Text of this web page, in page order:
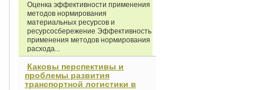
Оценка эффективности применения
методов нормирования
материальных ресурсов и
ресурсосбережение Эффективность
применения методов нормирования
расхода...
Каковы перспективы и
проблемы развития
транспортной логистики в